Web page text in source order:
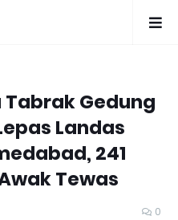
Gedung
Landas
241
Tewas
0